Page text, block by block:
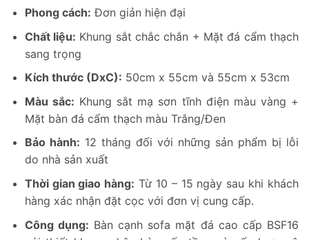
Phong cách: Đơn giản hiện đại
Chất liệu: Khung sắt chắc chắn + Mặt đá cẩm thạch
sang trọng
Kích thước (DxC): 50cm x 55cm và 55cm x 53cm
Màu sắc: Khung sắt mạ sơn tĩnh điện màu vàng +
Mặt bàn đá cẩm thạch màu Trắng/Đen
Bảo hành: 12 tháng đối với những sản phẩm bị lỗi
do nhà sản xuất
Thời gian giao hàng: Từ 10 – 15 ngày sau khi khách
hàng xác nhận đặt cọc với đơn vị cung cấp.
Công dụng: Bàn cạnh sofa mặt đá cao cấp BSF16